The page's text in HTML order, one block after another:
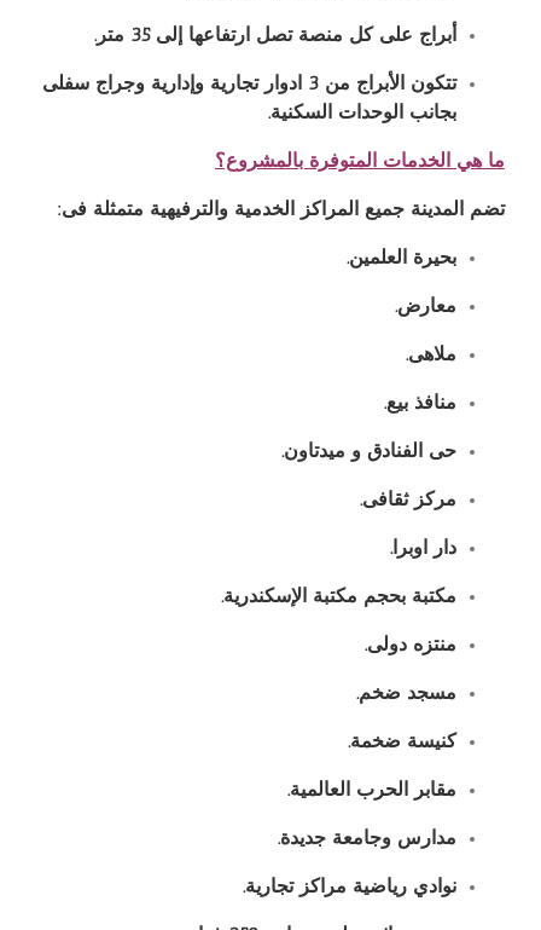
أبراج على كل منصة تصل ارتفاعها إلى35 متر.
تتكون الأبراج من 3 ادوار تجارية وإدارية وجراج سفلى
بجانب الوحدات السكنية.
ما هي الخدمات المتوفرة بالمشروع؟
تضم المدينة جميع المراكز الخدمية والترفيهية متمثلة فى:
بحيرة العلمين.
معارض.
ملاهى.
منافذ بيع.
حى الفنادق و ميدتاون.
مركز ثقافى.
دار اوبرا.
مكتبة بحجم مكتبة الإسكندرية.
منتزه دولى.
مسجد ضخم.
كنيسة ضخمة.
مقابر الحرب العالمية.
مدارس وجامعة جديدة.
نوادي رياضية مراكز تجارية.